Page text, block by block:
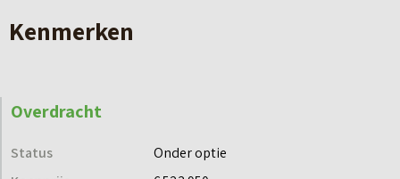
Perceel: circa 384 m²
vaarwater? In een huis dat klaar is voor de duurzame
Kenmerken
Overdracht
Status
Onder optie